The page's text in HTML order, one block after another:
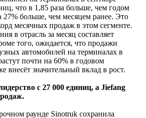
что в 1,85 раза больше, чем годом
27% больше, чем месяцем ранее. Это
месячных продаж в этом сегменте.
в отрасль за месяц составляет
того, ожидается, что продажи
автомобилей на терминалах в
почти на 60% в годовом
внесёт значительный вклад в рост.
с 27 000 единиц, а Jiefang
раунде Sinotruk сохранила